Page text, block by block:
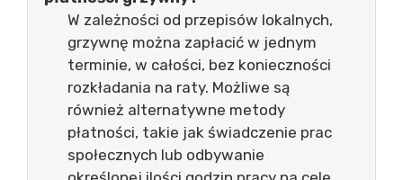
W zależności od przepisów lokalnych,
grzywnę można zapłacić w jednym
terminie, w całości, bez konieczności
rozkładania na raty. Możliwe są
również alternatywne metody
płatności, takie jak świadczenie prac
społecznych lub odbywanie